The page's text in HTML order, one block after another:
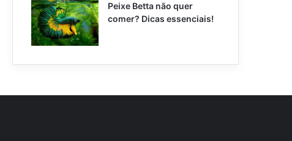
Peixe Betta não quer
comer? Dicas essenciais!